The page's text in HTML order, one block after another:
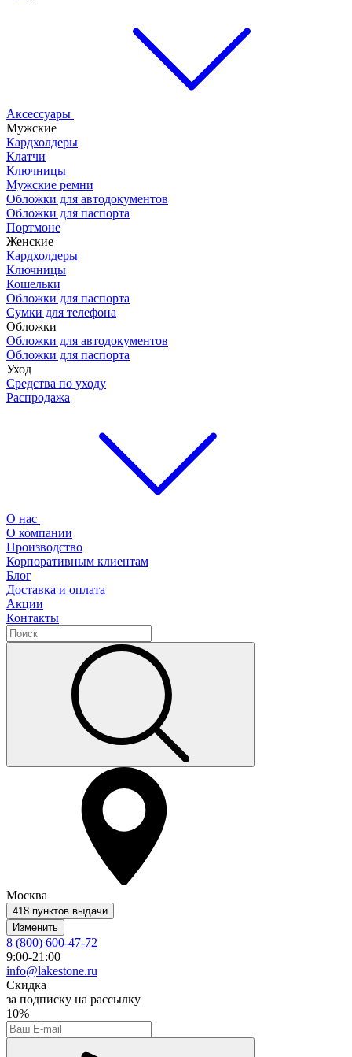
Аксессуары
Мужские
Кардхолдеры
Клатчи
Ключницы
Мужские ремни
Обложки для автодокументов
Обложки для паспорта
Портмоне
Женские
Кардхолдеры
Ключницы
Кошельки
Обложки для паспорта
Сумки для телефона
Обложки
Обложки для автодокументов
Обложки для паспорта
Уход
Средства по уходу
Распродажа
О нас
О компании
Производство
Корпоративным клиентам
Блог
Доставка и оплата
Акции
Контакты
Москва
418 пунктов выдачи
Изменить
8 (800) 600-47-72
9:00-21:00
info@lakestone.ru
Скидка
за подписку на рассылку
10%